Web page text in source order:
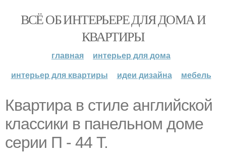
ВСЁ ОБ ИНТЕРЬЕРЕ ДЛЯ ДОМА И
КВАРТИРЫ
главная
интерьер для дома
интерьер для квартиры
идеи дизайна мебель
Квартира в стиле английской
классики в панельном доме
серии П - 44 Т.